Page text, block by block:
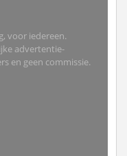
voor iedereen.
advertentie-
en geen commissie.